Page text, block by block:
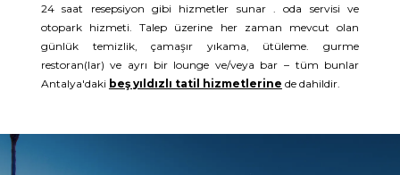
24 saat resepsiyon gibi hizmetler sunar . oda servisi ve
otopark hizmeti. Talep üzerine her zaman mevcut olan
günlük temizlik, çamaşır yıkama, ütüleme. gurme
restoran(lar) ve ayrı bir lounge ve/veya bar – tüm bunlar
Antalya'daki beş yıldızlı tatil hizmetlerine de dahildir.